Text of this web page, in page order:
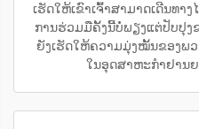
ເຮັດໃຫ້ເຂົາເຈົ້າສາມາດເດີນທາ
ການຮ່ວມມືຄັ້ງນີ້ບໍ່ພຽງແຕ່ປັບປຸງ
ຍັງເຮັດໃຫ້ຄວາມມຸ່ງໝັ້ນຂອງພ
ໃນອຸດສາຫະກຳຢານ